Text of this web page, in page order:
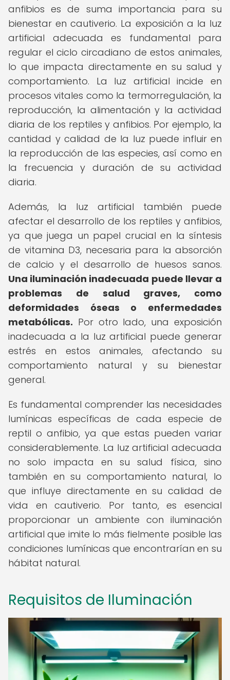
anfibios es de suma importancia para su
bienestar en cautiverio. La exposición a la luz
artificial adecuada es fundamental para
regular el ciclo circadiano de estos animales,
lo que impacta directamente en su salud y
comportamiento. La luz artificial incide en
procesos vitales como la termorregulación, la
reproducción, la alimentación y la actividad
diaria de los reptiles y anfibios. Por ejemplo, la
cantidad y calidad de la luz puede influir en
la reproducción de las especies, así como en
la frecuencia y duración de su actividad
diaria.
Además, la luz artificial también puede
afectar el desarrollo de los reptiles y anfibios,
ya que juega un papel crucial en la síntesis
de vitamina D3, necesaria para la absorción
de calcio y el desarrollo de huesos sanos.
Una iluminación inadecuada puede llevar a
problemas de salud graves, como
deformidades óseas o enfermedades
metabólicas. Por otro lado, una exposición
inadecuada a la luz artificial puede generar
estrés en estos animales, afectando su
comportamiento natural y su bienestar
general.
Es fundamental comprender las necesidades
lumínicas específicas de cada especie de
reptil o anfibio, ya que estas pueden variar
considerablemente. La luz artificial adecuada
no solo impacta en su salud física, sino
también en su comportamiento natural, lo
que influye directamente en su calidad de
vida en cautiverio. Por tanto, es esencial
proporcionar un ambiente con iluminación
artificial que imite lo más fielmente posible las
condiciones lumínicas que encontrarían en su
hábitat natural.
Requisitos de Iluminación